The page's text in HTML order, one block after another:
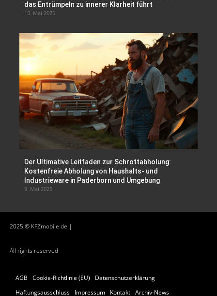
das Entrümpeln zu innerer Klarheit führt
15. Mai 2025
Der Ultimative Leitfaden zur Schrottabholung:
Kostenfreie Abholung von Haushalts- und
Industrieware in Paderborn und Umgebung
9. Mai 2025
2025 © KFZmobile.de |
All rights reserved
AGB Cookie-Richtlinie (EU)
Datenschutzerklärung
Haftungsausschluss
Impressum Kontakt Archiv-News